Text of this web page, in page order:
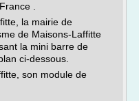
.
la mairie de
de Maisons-Laffitte
la mini barre de
ci-dessous.
son module de